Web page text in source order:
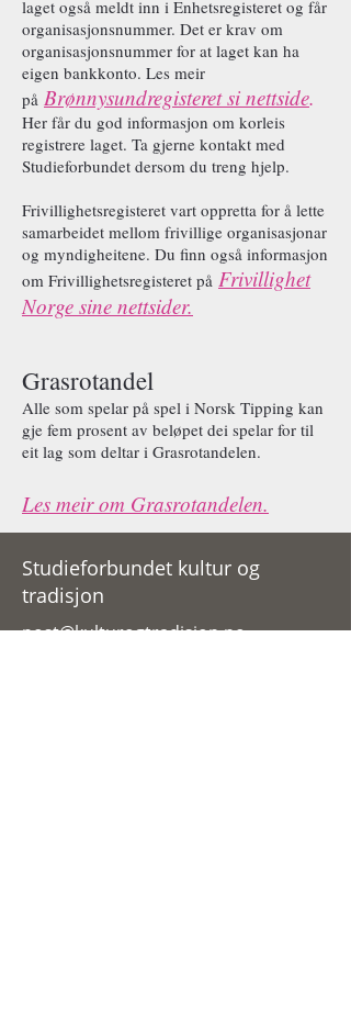
laget også meldt inn i Enhetsregisteret og får
organisasjonsnummer. Det er krav om
organisasjonsnummer for at laget kan ha
eigen bankkonto. Les meir
på Brønnysundregisteret si nettside.
Her får du god informasjon om korleis
registrere laget. Ta gjerne kontakt med
Studieforbundet dersom du treng hjelp.
Frivillighetsregisteret vart oppretta for å lette
samarbeidet mellom frivillige organisasjonar
og myndigheitene. Du finn også informasjon
om Frivillighetsregisteret på Frivillighet
Norge sine nettsider.
Grasrotandel
Alle som spelar på spel i Norsk Tipping kan
gje fem prosent av beløpet dei spelar for til
eit lag som deltar i Grasrotandelen.
Les meir om Grasrotandelen.
Studieforbundet kultur og
tradisjon
post@kulturogtradisjon.no